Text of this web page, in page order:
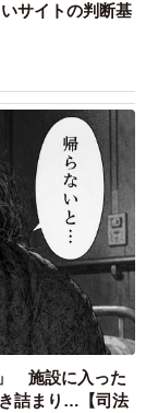
のですが、大
２週間の入院
あり、かなり
サイトの判断基
」 施設に入った
詰まり…【司法